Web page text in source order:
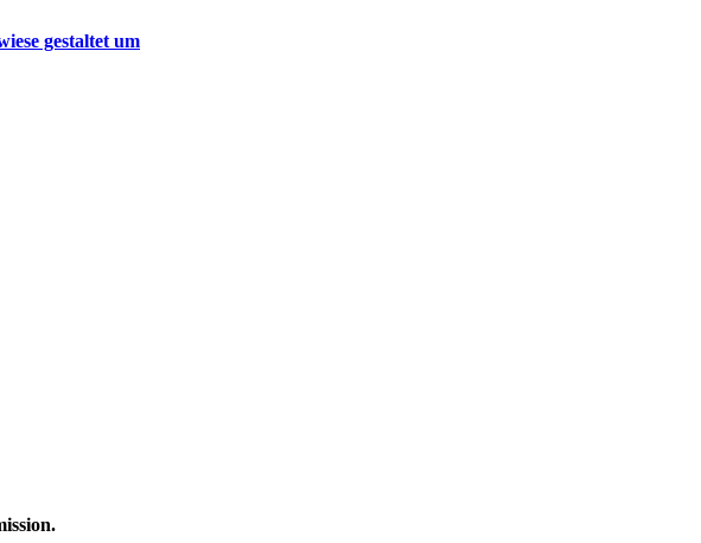
gestaltet um